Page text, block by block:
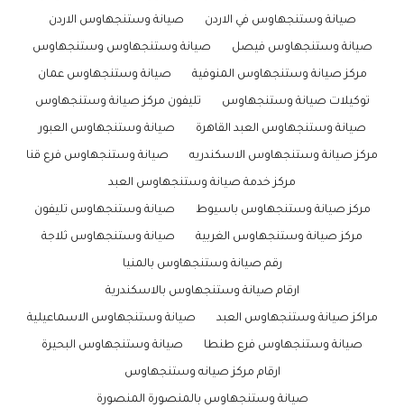
صيانة وستنجهاوس في الاردن صيانة وستنجهاوس الاردن
صيانة وستنجهاوس فيصل صيانة وستنجهاوس وستنجهاوس
مركز صيانة وستنجهاوس المنوفية صيانة وستنجهاوس عمان
توكيلات صيانة وستنجهاوس تليفون مركز صيانة وستنجهاوس
صيانة وستنجهاوس العبد القاهرة صيانة وستنجهاوس العبور
مركز صيانة وستنجهاوس الاسكندريه صيانة وستنجهاوس فرع قنا
مركز خدمة صيانة وستنجهاوس العبد
مركز صيانة وستنجهاوس باسيوط صيانة وستنجهاوس تليفون
مركز صيانة وستنجهاوس الغربية صيانة وستنجهاوس ثلاجة
رقم صيانة وستنجهاوس بالمنيا
ارقام صيانة وستنجهاوس بالاسكندرية
مراكز صيانة وستنجهاوس العبد صيانة وستنجهاوس الاسماعيلية
صيانة وستنجهاوس فرع طنطا صيانة وستنجهاوس البحيرة
ارقام مركز صيانه وستنجهاوس
صيانة وستنجهاوس بالمنصورة المنصورة